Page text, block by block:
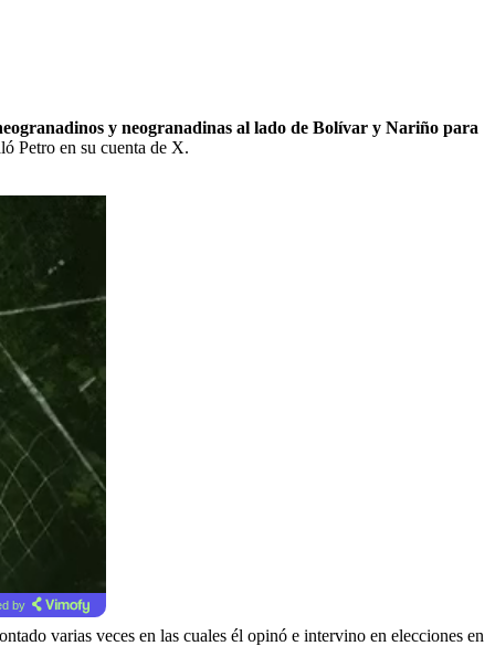
y neogranadinas al lado de Bolívar y Nariño para
Petro en su cuenta de X.
by
varias veces en las cuales él opinó e intervino en elecciones en